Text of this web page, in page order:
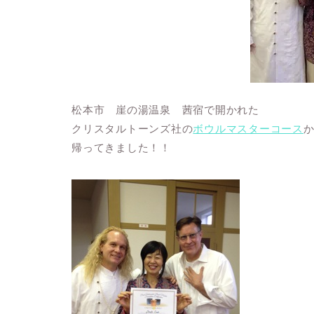
松本市 崖の湯温泉 茜宿で開かれた
クリスタルトーンズ社のボウルマスターコース
帰ってきました！！